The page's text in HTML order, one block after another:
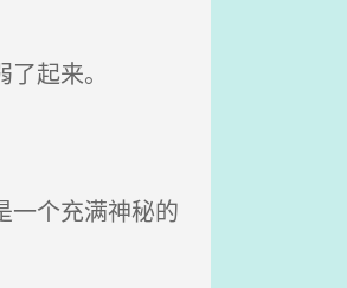
起来。
一个充满神秘的